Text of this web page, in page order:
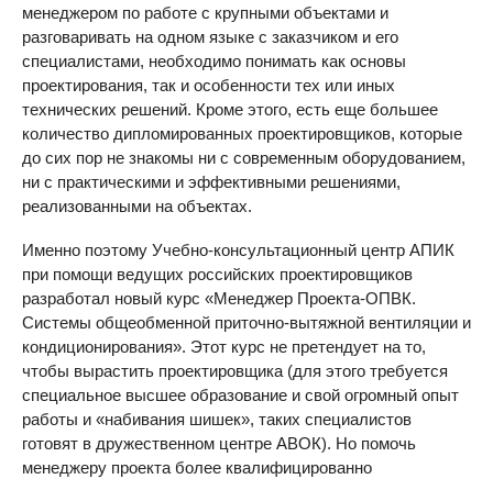
менеджером по работе с крупными объектами и
разговаривать на одном языке с заказчиком и его
специалистами, необходимо понимать как основы
проектирования, так и особенности тех или иных
технических решений. Кроме этого, есть еще большее
количество дипломированных проектировщиков, которые
до сих пор не знакомы ни с современным оборудованием,
ни с практическими и эффективными решениями,
реализованными на объектах.
Именно поэтому Учебно-консультационный центр АПИК
при помощи ведущих российских проектировщиков
разработал новый курс «Менеджер Проекта-ОПВК.
Системы общеобменной приточно-вытяжной вентиляции и
кондиционирования». Этот курс не претендует на то,
чтобы вырастить проектировщика (для этого требуется
специальное высшее образование и свой огромный опыт
работы и «набивания шишек», таких специалистов
готовят в дружественном центре АВОК). Но помочь
менеджеру проекта более квалифицированно